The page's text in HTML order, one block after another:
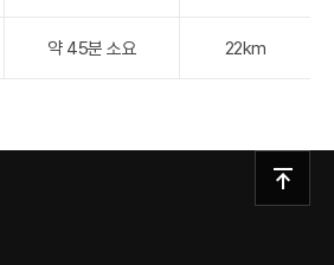
약 45분 소요 22km